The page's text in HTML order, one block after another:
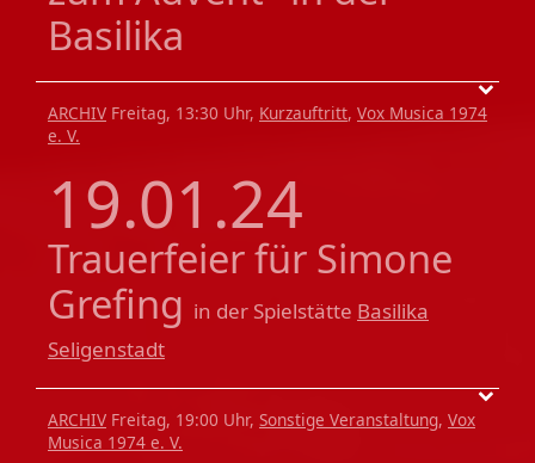
Basilika
ARCHIV Freitag, 13:30 Uhr, Kurzauftritt, Vox Musica 1974
e. V.
19.01.24
Trauerfeier für Simone
Grefing in der Spielstätte Basilika
Seligenstadt
ARCHIV Freitag, 19:00 Uhr, Sonstige Veranstaltung, Vox
Musica 1974 e. V.